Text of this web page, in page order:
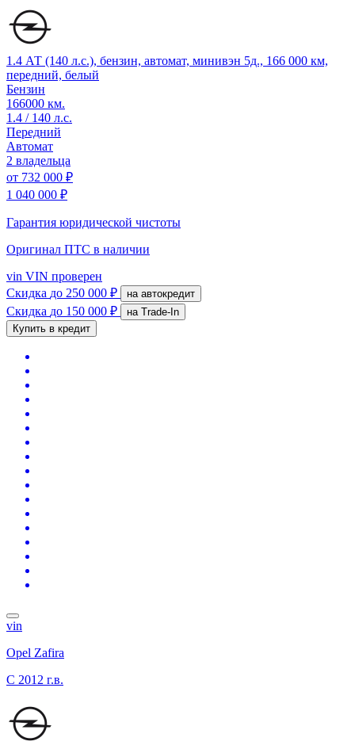
1.4 АТ (140 л.с.), бензин, автомат, минивэн 5д., 166 000 км,
передний, белый
Бензин
166000 км.
1.4 / 140 л.с.
Передний
Автомат
2 владельца
от 732 000 ₽
1 040 000 ₽
Гарантия юридической чистоты
Оригинал ПТС в наличии
vin VIN проверен
Скидка до 250 000 ₽ на автокредит
Скидка до 150 000 ₽
на Trade-In
Купить в кредит
vin
Opel Zafira
C 2012 г.в.